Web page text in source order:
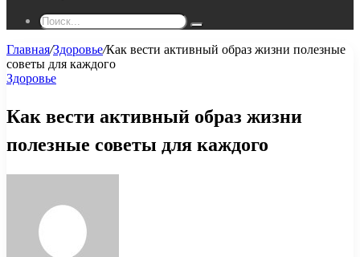
Поиск...
Главная/Здоровье/Как вести активный образ жизни полезные
советы для каждого
Здоровье
Как вести активный образ жизни
полезные советы для каждого